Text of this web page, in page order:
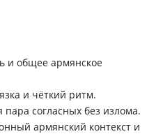
и общее армянское
и чёткий ритм.
согласных без излома.
армянский контекст и